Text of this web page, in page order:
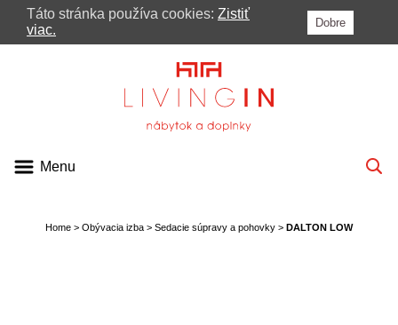
Menu
MENU
BLOG
Home > Obývacia izba > Sedacie súpravy a pohovky > DALTON LOW
Táto stránka používa cookies: Zistiť
viac.
Dobre